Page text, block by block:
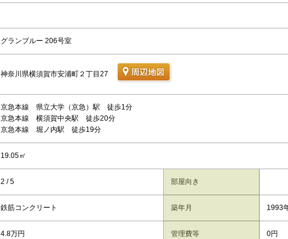
グランブルー 206号室
神奈川県横須賀市安浦町２丁目27
京急本線 県立大学（京急）駅 徒歩1分
京急本線 横須賀中央駅 徒歩20分
京急本線 堀ノ内駅 徒歩19分
19.05㎡
2 / 5 部屋向き
鉄筋コンクリート 築年月 1993
4.8万円 管理費等 0円